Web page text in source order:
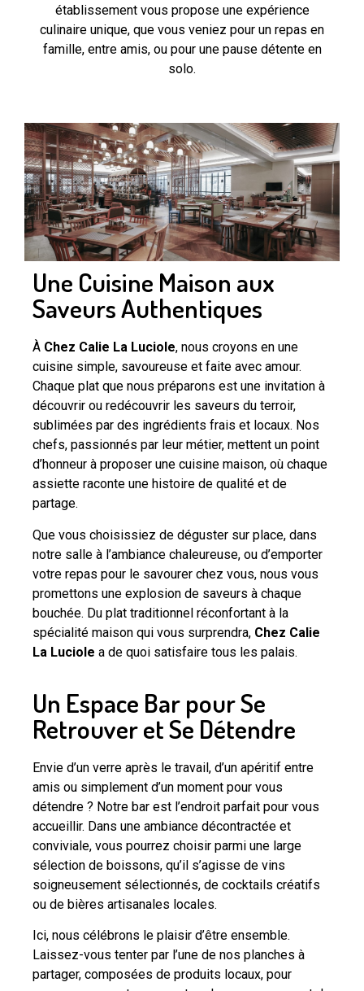
établissement vous propose une expérience
culinaire unique, que vous veniez pour un repas en
famille, entre amis, ou pour une pause détente en
solo.
Une Cuisine Maison aux
Saveurs Authentiques
À Chez Calie La Luciole, nous croyons en une
cuisine simple, savoureuse et faite avec amour.
Chaque plat que nous préparons est une invitation à
découvrir ou redécouvrir les saveurs du terroir,
sublimées par des ingrédients frais et locaux. Nos
chefs, passionnés par leur métier, mettent un point
d’honneur à proposer une cuisine maison, où chaque
assiette raconte une histoire de qualité et de
partage.
Que vous choisissiez de déguster sur place, dans
notre salle à l’ambiance chaleureuse, ou d’emporter
votre repas pour le savourer chez vous, nous vous
promettons une explosion de saveurs à chaque
bouchée. Du plat traditionnel réconfortant à la
spécialité maison qui vous surprendra, Chez Calie
La Luciole a de quoi satisfaire tous les palais.
Un Espace Bar pour Se
Retrouver et Se Détendre
Envie d’un verre après le travail, d’un apéritif entre
amis ou simplement d’un moment pour vous
détendre ? Notre bar est l’endroit parfait pour vous
accueillir. Dans une ambiance décontractée et
conviviale, vous pourrez choisir parmi une large
sélection de boissons, qu’il s’agisse de vins
soigneusement sélectionnés, de cocktails créatifs
ou de bières artisanales locales.
Ici, nous célébrons le plaisir d’être ensemble.
Laissez-vous tenter par l’une de nos planches à
partager, composées de produits locaux, pour